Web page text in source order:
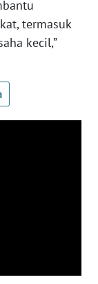
termasuk
kecil,”